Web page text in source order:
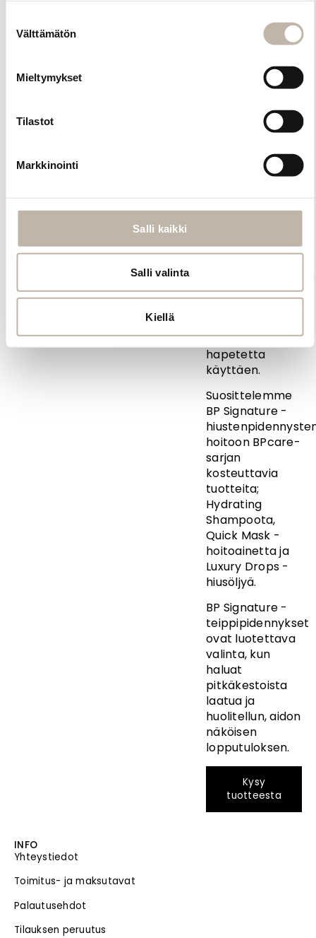
valinta
Välttämätön
Mieltymykset
Tilastot
Markkinointi
Salli kaikki
Salli valinta
Kiellä
Pidennykset
sulautuvat omiin
luonnollisesti ja
omiakin hiuksia;
matalalla max.
usein
lämpö riittää. BP
voi sävyttää
matalaa
hapetetta
käyttäen.
Suosittelemme
BP Signature -
hoitoon BPcare-
sarjan
kosteuttavia
tuotteita;
Hydrating
Shampoota,
Quick Mask -
hoitoainetta ja
Luxury Drops -
hiusöljyä.
BP Signature -
teippipidennykset
ovat luotettava
valinta, kun
haluat
pitkäkestoista
laatua ja
huolitellun, aidon
näköisen
lopputuloksen.
Kysy
tuotteesta
INFO
Yhteystiedot
Toimitus- ja maksutavat
Palautusehdot
Tilauksen peruutus